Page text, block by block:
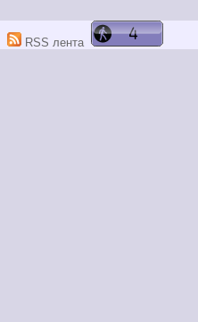
RSS лента